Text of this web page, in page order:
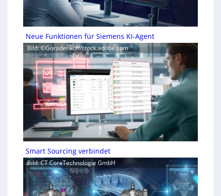
Neue Funktionen für Siemens KI-Agent
Bild: ©Gorodenkoff/stock.adobe.com
Smart Sourcing verbindet
Bild: CT CoreTechnologie GmbH